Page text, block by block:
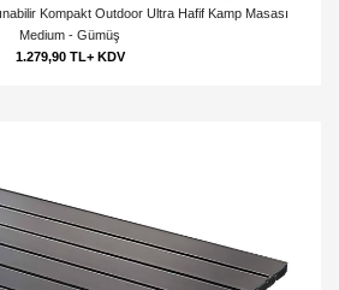
Kompakt Outdoor Ultra Hafif Kamp Masası
Medium - Gümüş
1.279,90 TL+ KDV